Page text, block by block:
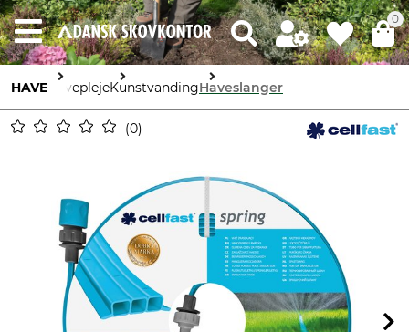
0
HAVE HaveplejeKunstvandingHaveslanger
0